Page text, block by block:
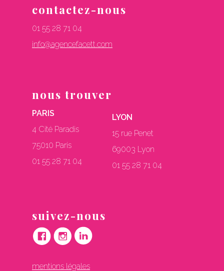
contactez-nous
01 55 28 71 04
info@agencefacett.com
nous trouver
PARIS
4 Cité Paradis
75010 Paris
01 55 28 71 04
LYON
15 rue Penet
69003 Lyon
01 55 28 71 04
suivez-nous
mentions légales